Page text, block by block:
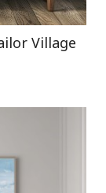
Village